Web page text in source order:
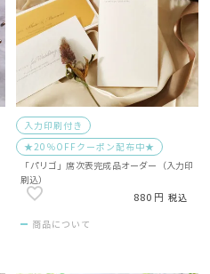
入力印刷付き
★20％OFFクーポン配布中★
「パリゴ」席次表完成品オーダー（入力印
刷込）
880 税込
商品について